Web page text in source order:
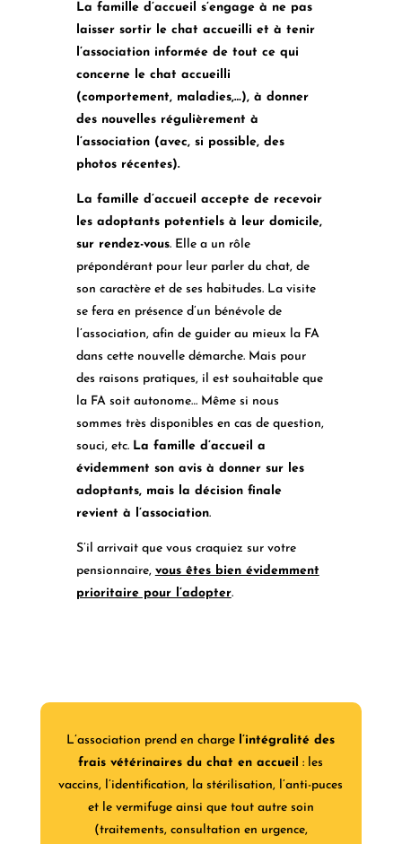
La famille d’accueil s’engage à ne pas
laisser sortir le chat accueilli et à tenir
l’association informée de tout ce qui
concerne le chat accueilli
(comportement, maladies,…), à donner
des nouvelles régulièrement à
l’association (avec, si possible, des
photos récentes).
La famille d’accueil accepte de recevoir
les adoptants potentiels à leur domicile,
sur rendez-vous. Elle a un rôle
prépondérant pour leur parler du chat, de
son caractère et de ses habitudes. La visite
se fera en présence d’un bénévole de
l’association, afin de guider au mieux la FA
dans cette nouvelle démarche. Mais pour
des raisons pratiques, il est souhaitable que
la FA soit autonome… Même si nous
sommes très disponibles en cas de question,
souci, etc. La famille d’accueil a
évidemment son avis à donner sur les
adoptants, mais la décision finale
revient à l’association.
S’il arrivait que vous craquiez sur votre
pensionnaire, vous êtes bien évidemment
prioritaire pour l’adopter.
L’association prend en charge l’intégralité des
frais vétérinaires du chat en accueil : les
vaccins, l’identification, la stérilisation, l’anti-puces
et le vermifuge ainsi que tout autre soin
(traitements, consultation en urgence,